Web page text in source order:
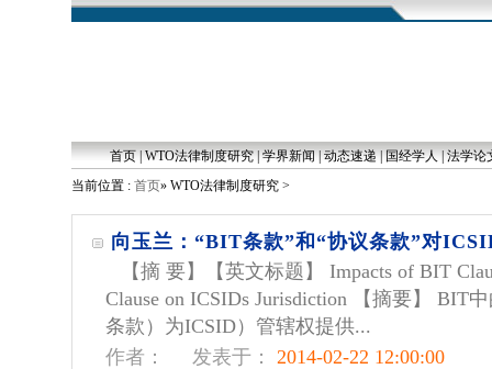
首页|WTO法律制度研究|学界新闻|动态速递|国经学人|法学论
当前位置 : 首页» WTO法律制度研究 >
向玉兰：“BIT条款”和“协议条款”对
【摘 要】【英文标题】 Impacts of BIT
Clause on ICSIDs Jurisdiction 【摘要】 BIT
条款）为ICSID）管辖权提供...
作者：
发表于： 2014-02-22 12:00:00